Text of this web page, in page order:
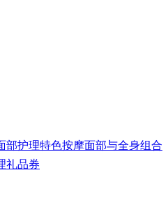
部护理特色按摩面部与全身组合
礼品券